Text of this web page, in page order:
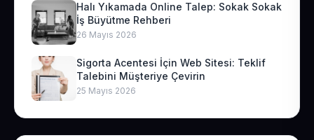
Halı Yıkamada Online Talep: Sokak Sokak
İş Büyütme Rehberi
26 Mayıs 2026
Sigorta Acentesi İçin Web Sitesi: Teklif
Talebini Müşteriye Çevirin
25 Mayıs 2026